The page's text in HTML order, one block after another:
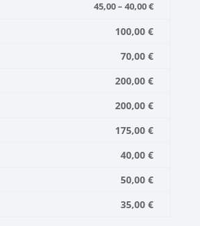
45,00 – 40,00 €
100,00 €
70,00 €
200,00 €
200,00 €
175,00 €
40,00 €
50,00 €
35,00 €